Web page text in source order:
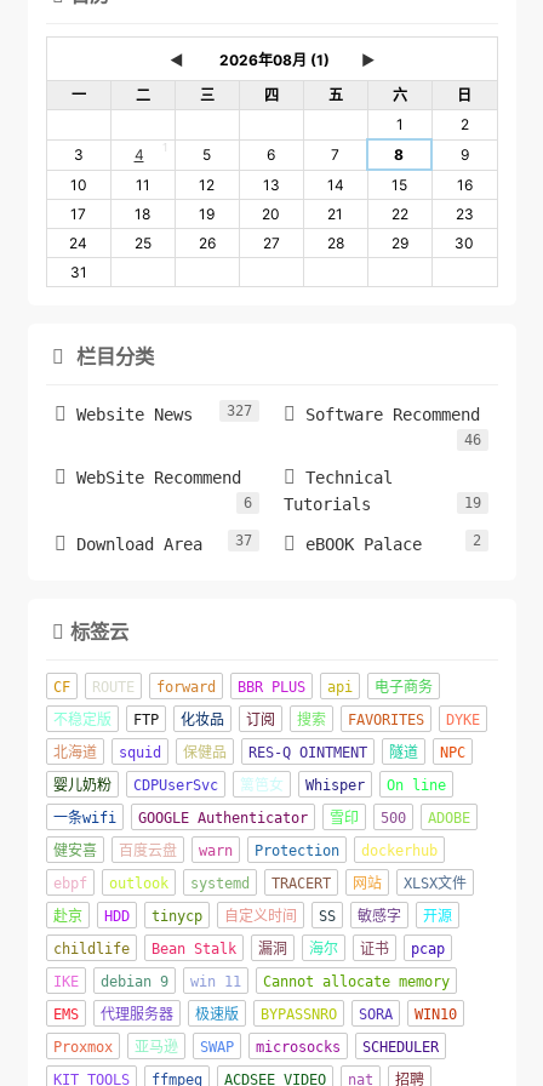
◄
►
一
二 三 四 五 六
日
1
2
3
4 1 5 6 7 8
9
10
11 12 13 14 15
16
17
18 19 20 21 22
23
24
25 26 27 28 29
30
31
 栏目分类
 Website News 327  Software Recommend
46
 WebSite Recommend
6

Technical
Tutorials
19
 Download Area 37  eBOOK Palace 2
 标签云
CF ROUTE forward BBR PLUS api
电子商务
不稳定版
FTP 化妆品 订阅 搜索 FAVORITES
DYKE
北海道
squid 保健品 RES-Q OINTMENT 隧道
NPC
婴儿奶粉
CDPUserSvc 篱笆女 Whisper
On line
一条wifi
GOOGLE Authenticator 雪印 500
ADOBE
健安喜
百度云盘 warn Protection
dockerhub
ebpf
outlook systemd TRACERT 网站
XLSX文件
赴京
HDD tinycp 自定义时间 SS 敏感字
开源
childlife
Bean Stalk 漏洞 海尔 证书
pcap
IKE
debian 9 win 11
Cannot allocate memory
EMS
代理服务器 极速版 BYPASSNRO SORA
WIN10
Proxmox
亚马逊 SWAP microsocks
SCHEDULER
KIT TOOLS
ffmpeg ACDSEE VIDEO nat 招聘